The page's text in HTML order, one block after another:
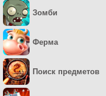
Зомби
Ферма
Поиск предметов